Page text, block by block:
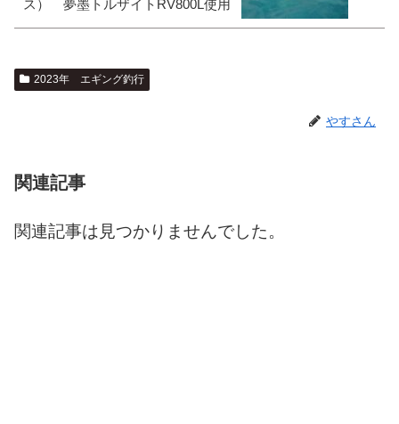
ス） 夢墨トルザイトRV800L使用
2023年 エギング釣行
やすさん
関連記事
関連記事は見つかりませんでした。